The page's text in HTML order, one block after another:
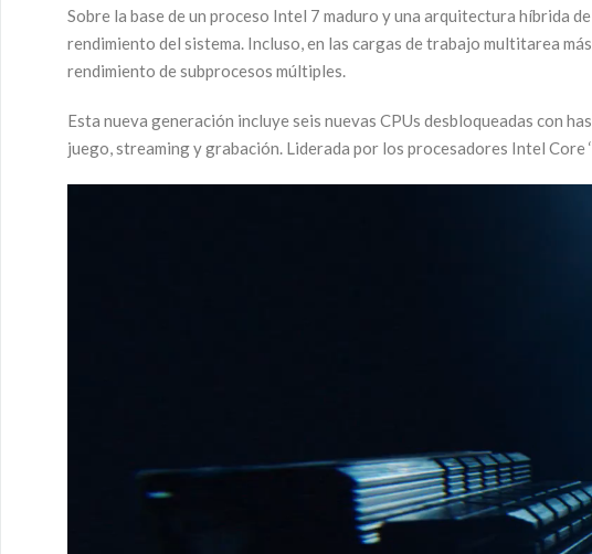
Sobre la base de un proceso Intel 7 maduro y una arquitectura híbrida
rendimiento del sistema. Incluso, en las cargas de trabajo multitarea
rendimiento de subprocesos múltiples.
Esta nueva generación incluye seis nuevas CPUs desbloqueadas con
juego, streaming y grabación. Liderada por los procesadores Intel Core